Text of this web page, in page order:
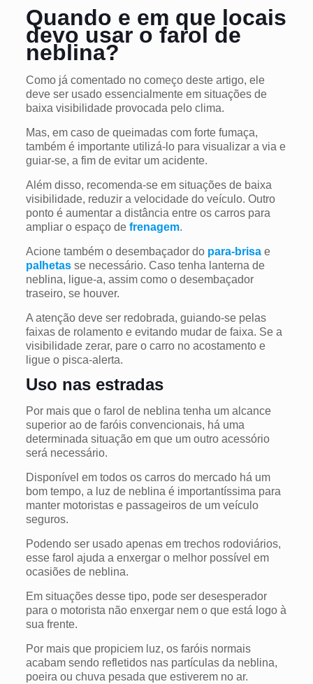
Quando e em que locais
devo usar o farol de
neblina?
Como já comentado no começo deste artigo, ele
deve ser usado essencialmente em situações de
baixa visibilidade provocada pelo clima.
Mas, em caso de queimadas com forte fumaça,
também é importante utilizá-lo para visualizar a via e
guiar-se, a fim de evitar um acidente.
Além disso, recomenda-se em situações de baixa
visibilidade, reduzir a velocidade do veículo. Outro
ponto é aumentar a distância entre os carros para
ampliar o espaço de frenagem.
Acione também o desembaçadordo para-brisae
palhetasse necessário. Caso tenha lanterna de
neblina, ligue-a, assim como o desembaçador
traseiro, se houver.
A atenção deve ser redobrada, guiando-se pelas
faixas de rolamento e evitando mudar de faixa. Se a
visibilidade zerar, pare o carro no acostamento e
ligue o pisca-alerta.
Uso nas estradas
Por mais que o farol de neblina tenha um alcance
superior ao de faróis convencionais, há uma
determinada situação em que um outro acessório
será necessário.
Disponível em todos os carros do mercado há um
bom tempo, a luz de neblina é importantíssima para
manter motoristas e passageiros de um veículo
seguros.
Podendo ser usado apenas em trechos rodoviários,
esse farol ajuda a enxergar o melhor possível em
ocasiões de neblina.
Em situações desse tipo, pode ser desesperador
para o motorista não enxergar nem o que está logo à
sua frente.
Por mais que propiciem luz, os faróis normais
acabam sendo refletidos nas partículas da neblina,
poeira ou chuva pesada que estiverem no ar.